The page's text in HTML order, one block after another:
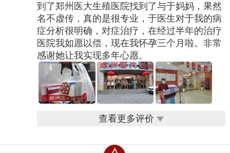
到了郑州医大生殖医院找到了与于妈妈，果然
名不虚传，真的是很专业，于医生对于我的病
症分析很明确，对症治疗，在经过半年的治疗
医院我如愿以偿，现在我怀孕三个月啦。非常
感谢她让我实现多年心愿。
查看更多评价